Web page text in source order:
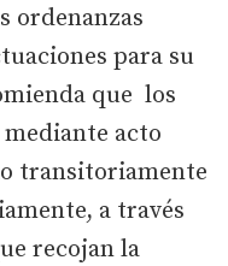
ordenanzas
para su
que los
acto
transitoriamente
a través
recojan la